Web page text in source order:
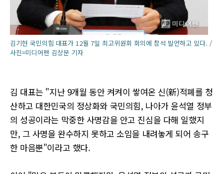
김기현 국민의힘 대표가 12월 7일 최고위원회 회의에 참석 발언하고 있다. /
사진=미디어펜 김상문 기자
김 대표는 "지난 9개월 동안 켜켜이 쌓여온 신(新)적폐를 청
산하고 대한민국의 정상화와 국민의힘, 나아가 윤석열 정부
의 성공이라는 막중한 사명감을 안고 진심을 다해 일했지
만, 그 사명을 완수하지 못하고 소임을 내려놓게 되어 송구
한 마음뿐"이라고 했다.